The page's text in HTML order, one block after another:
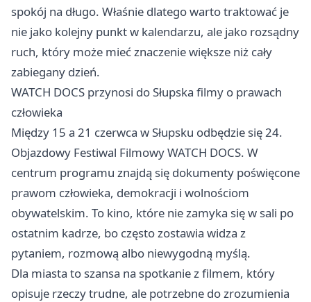
spokój na długo. Właśnie dlatego warto traktować je
nie jako kolejny punkt w kalendarzu, ale jako rozsądny
ruch, który może mieć znaczenie większe niż cały
zabiegany dzień.
WATCH DOCS przynosi do Słupska filmy o prawach
człowieka
Między 15 a 21 czerwca w Słupsku odbędzie się 24.
Objazdowy Festiwal Filmowy WATCH DOCS. W
centrum programu znajdą się dokumenty poświęcone
prawom człowieka, demokracji i wolnościom
obywatelskim. To kino, które nie zamyka się w sali po
ostatnim kadrze, bo często zostawia widza z
pytaniem, rozmową albo niewygodną myślą.
Dla miasta to szansa na spotkanie z filmem, który
opisuje rzeczy trudne, ale potrzebne do zrozumienia